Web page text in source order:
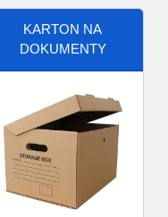
KARTON NA
DOKUMENTY